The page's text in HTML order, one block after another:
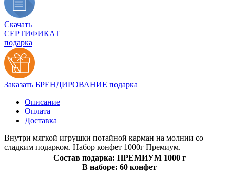
Скачать
СЕРТИФИКАТ
подарка
Заказать БРЕНДИРОВАНИЕ подарка
Описание
Оплата
Доставка
Внутри мягкой игрушки потайной карман на молнии со
сладким подарком. Набор конфет 1000г Премиум.
Состав подарка: ПРЕМИУМ 1000 г
В наборе: 60 конфет